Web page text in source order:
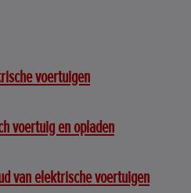
voertuigen
voertuig en opladen
van elektrische voertuigen